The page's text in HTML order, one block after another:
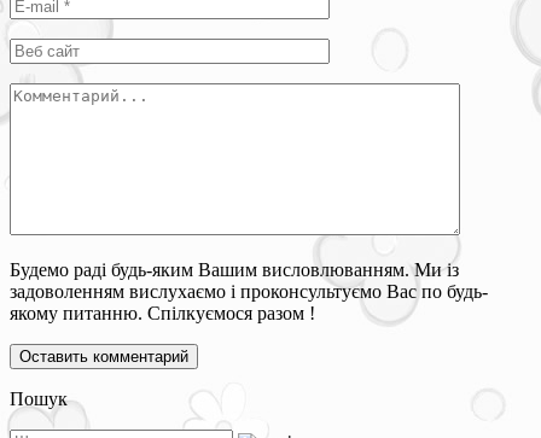
Будемо раді будь-яким Вашим висловлюванням. Ми із
задоволенням вислухаємо і проконсультуємо Вас по будь-
якому питанню. Спілкуємося разом !
Пошук